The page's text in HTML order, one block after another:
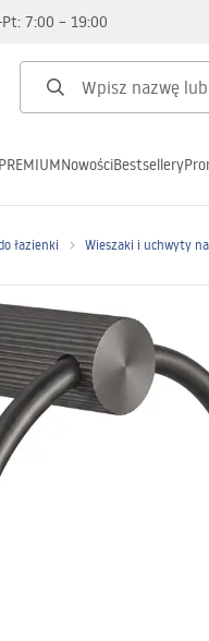
Pt: 7:00 – 19:00
PREMIUMNowościBestsellery
łazienki Wieszaki i uchwyty